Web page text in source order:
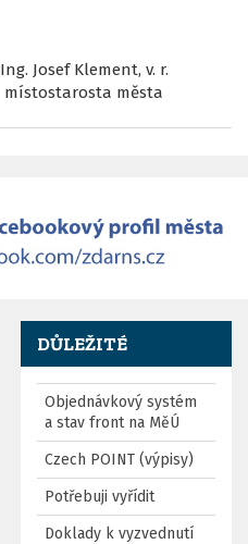
Ing. Josef Klement, v. r.
místostarosta města
DŮLEŽITÉ
Objednávkový systém
a stav front na MěÚ
Czech POINT (výpisy)
Potřebuji vyřídit
Doklady k vyzvednutí